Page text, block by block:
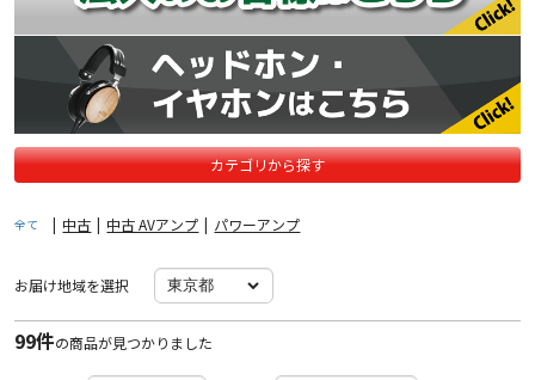
カテゴリから探す
全て | 中古 | 中古 AVアンプ | パワーアンプ
お届け地域を選択
99件の商品が見つかりました